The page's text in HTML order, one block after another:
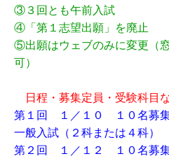
③３回とも午前入試
④「第１志望出願」を廃止
⑤出願はウェブのみに変更（
可）
日程・募集定員・受験科目
第１回 １／１０ １０名募
一般入試（２科または４科）
第２回 １／１２ １０名募